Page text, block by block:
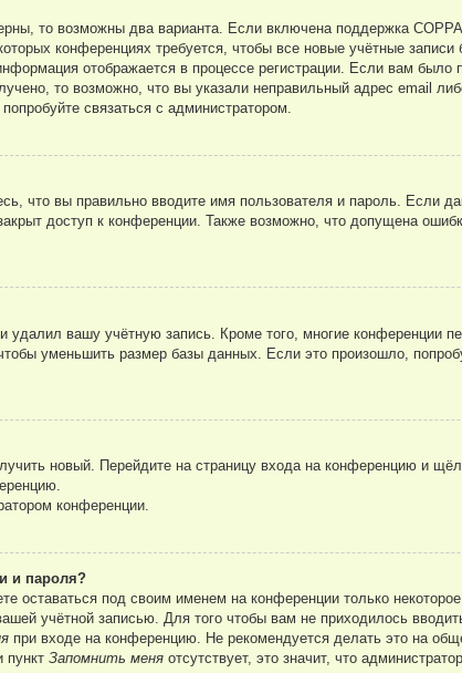
то возможны два варианта. Если включена поддержка COPPA
конференциях требуется, чтобы все новые учётные записи
отображается в процессе регистрации. Если вам было
то возможно, что вы указали неправильный адрес email
связаться с администратором.
что вы правильно вводите имя пользователя и пароль. Если
доступ к конференции. Также возможно, что допущена
удалил вашу учётную запись. Кроме того, многие конференции
уменьшить размер базы данных. Если это произошло,
новый. Перейдите на страницу входа на конференцию и
конференции.
и пароля?
оставаться под своим именем на конференции только
учётной записью. Для того чтобы вам не приходилось
при входе на конференцию. Не рекомендуется делать это на
пункт Запомнить меняотсутствует, это значит, что